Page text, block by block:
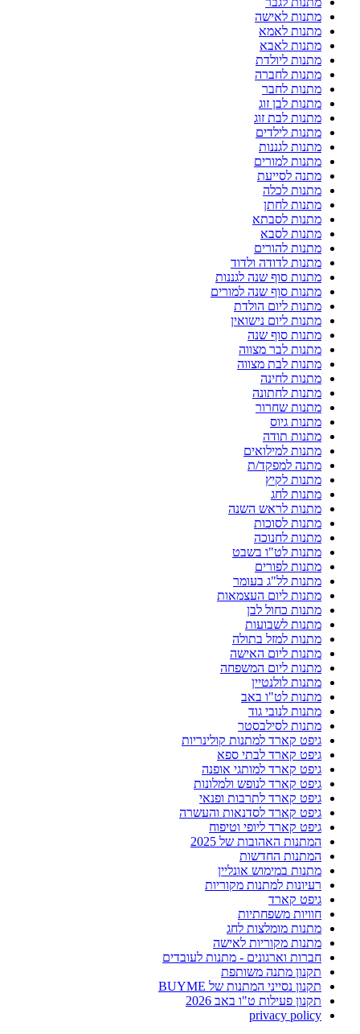
מתנות לאישה
מתנות לאמא
מתנות לאבא
מתנות ליולדת
מתנות לחברה
מתנות לחבר
מתנות לבן זוג
מתנות לבת זוג
מתנות לילדים
מתנות לגננות
מתנות למורים
מתנה לסייעת
מתנות לכלה
מתנות לחתן
מתנות לסבתא
מתנות לסבא
מתנות להורים
מתנות לדודה ולדוד
מתנות סוף שנה לגננות
מתנות סוף שנה למורים
מתנות ליום הולדת
מתנות ליום נישואין
מתנות סוף שנה
מתנות לבר מצווה
מתנות לבת מצווה
מתנות לחינה
מתנות לחתונה
מתנות שחרור
מתנות גיוס
מתנות תודה
מתנות למילואים
מתנה למפקד/ת
מתנות לקיץ
מתנות לחג
מתנות לראש השנה
מתנות לסוכות
מתנות לחנוכה
מתנות לט"ו בשבט
מתנות לפורים
מתנות לל"ג בעומר
מתנות ליום העצמאות
מתנות כחול לבן
מתנות לשבועות
מתנות למזל בתולה
מתנות ליום האישה
מתנות ליום המשפחה
מתנות לולנטיין
מתנות לט"ו באב
מתנות לנובי גוד
מתנות לסילבסטר
גיפט קארד למתנות קולינריות
גיפט קארד לבתי ספא
גיפט קארד למותגי אופנה
גיפט קארד לנופש ולמלונות
גיפט קארד לתרבות ופנאי
גיפט קארד לסדנאות והעשרה
גיפט קארד ליופי וטיפוח
המתנות האהובות של 2025
המתנות החדשות
מתנות במימוש אונליין
רעיונות למתנות מקוריות
גיפט קארד
חוויות משפחתיות
מתנות מומלצות לחג
מתנות מקוריות לאישה
חברות וארגונים - מתנות לעובדים
תקנון מתנה משותפת
תקנון נסייני המתנות של BUYME
תקנון פעילות ט"ו באב 2026
privacy policy